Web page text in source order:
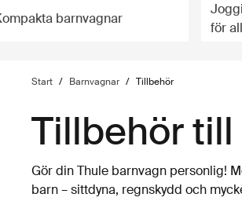
barnvagnar
för
Start / Barnvagnar / Tillbehör
Tillbehör
Gör din Thule barnvagn personlig!
barn – sittdyna, regnskydd och